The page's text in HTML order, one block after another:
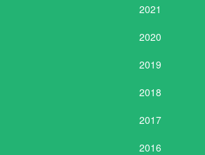
2021
2020
2019
2018
2017
2016